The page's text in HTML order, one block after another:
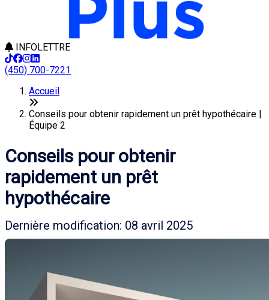
INFOLETTRE
(450) 700-7221
Accueil
Conseils pour obtenir rapidement un prêt hypothécaire |
Équipe 2
Conseils pour obtenir
rapidement un prêt
hypothécaire
Dernière modification: 08 avril 2025